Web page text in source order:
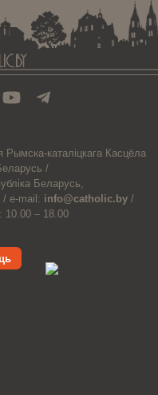
Рымска-каталіцкага Касцёла
/
Беларусь,
/ e-mail: info@catholic.by /
10.00 – 18.00